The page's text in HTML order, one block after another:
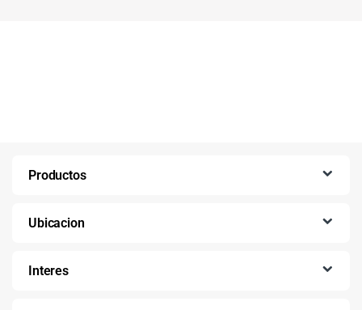
Productos
Ubicacion
Interes